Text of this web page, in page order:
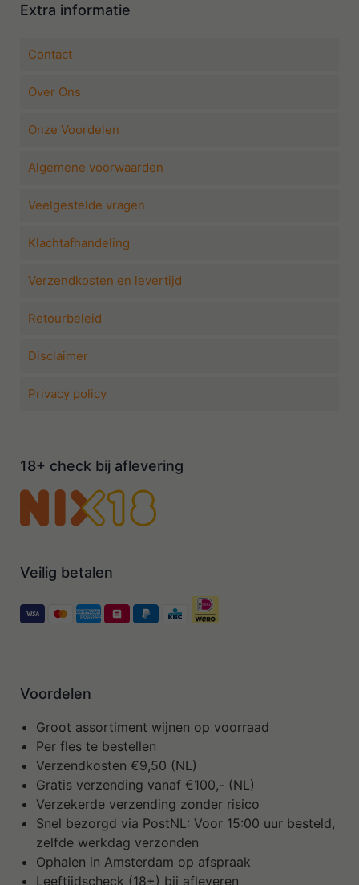
Extra informatie
Contact
Over Ons
Onze Voordelen
Algemene voorwaarden
Veelgestelde vragen
Klachtafhandeling
Verzendkosten en levertijd
Retourbeleid
Disclaimer
Privacy policy
18+ check bij aflevering
Veilig betalen
Voordelen
Groot assortiment wijnen op voorraad
Per fles te bestellen
Verzendkosten €9,50 (NL)
Gratis verzending vanaf €100,- (NL)
Verzekerde verzending zonder risico
Snel bezorgd via PostNL: Voor 15:00 uur besteld,
zelfde werkdag verzonden
Ophalen in Amsterdam op afspraak
Leeftijdscheck (18+) bij afleveren